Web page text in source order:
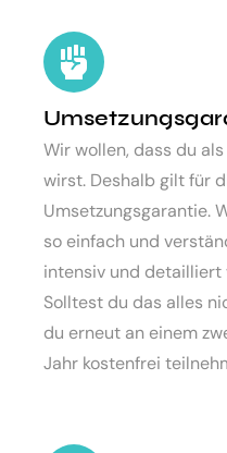
Wir wollen, dass du
wirst. Deshalb gilt für
Umsetzungsgarantie.
so einfach und
intensiv und detailliert
Solltest du das alles
du erneut an einem
Jahr kostenfrei